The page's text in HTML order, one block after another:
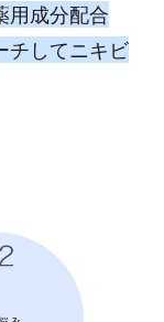
用成分配合
チしてニキビ